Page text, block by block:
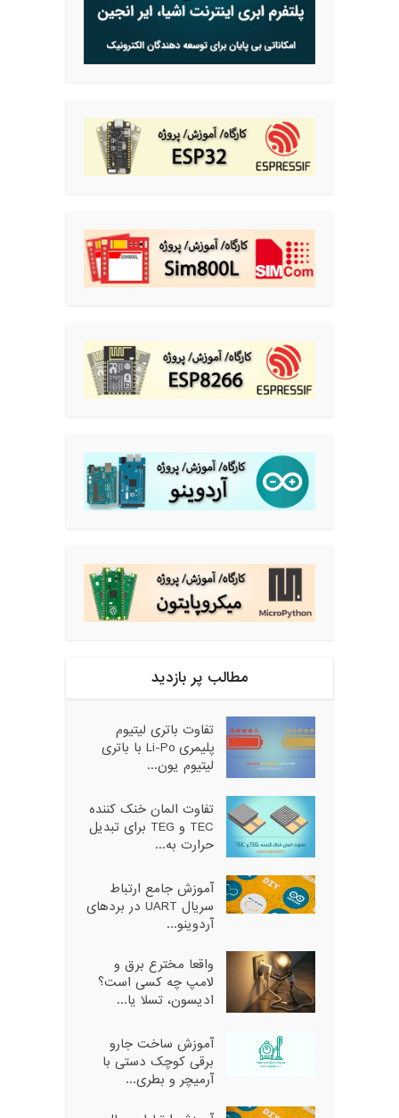
مطالب پر بازدید
تفاوت باتری لیتیوم
پلیمری Li-Po با باتری
لیتیوم یون...
تفاوت المان خنک کننده
TEC و TEG برای تبدیل
حرارت به...
آموزش جامع ارتباط
سریال UART در بردهای
آردوینو...
واقعا مخترع برق و
لامپ چه کسی است؟
ادیسون، تسلا یا...
آموزش ساخت جارو
برقی کوچک دستی با
آرمیچر و بطری...